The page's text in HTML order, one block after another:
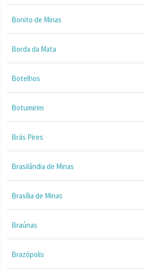
Bonito de Minas
Borda da Mata
Botelhos
Botumirim
Brás Pires
Brasilândia de Minas
Brasília de Minas
Braúnas
Brazópolis